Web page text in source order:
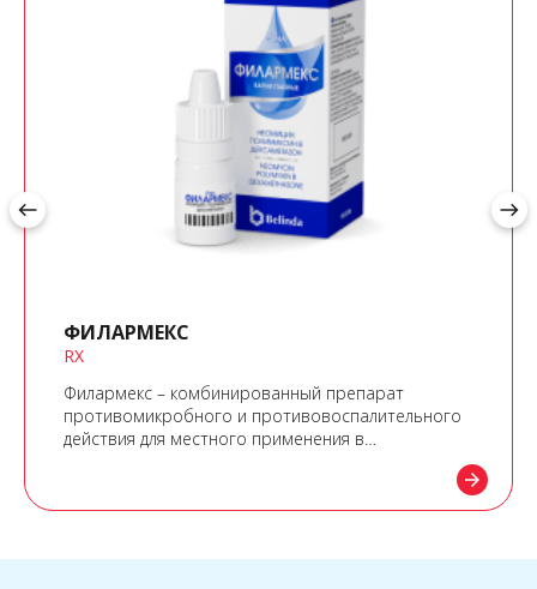
ФИЛАРМЕКС
RX
Филармекс – комбинированный препарат
противомикробного и противовоспалительного
действия для местного применения в
arrow_forward
west east